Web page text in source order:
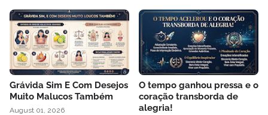
Grávida Sim E Com Desejos
Muito Malucos Também
August 01, 2026
O tempo ganhou pressa e o
coração transborda de
alegria!